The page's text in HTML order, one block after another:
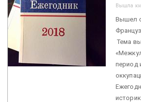
Вышла
Вышел
Тема
период